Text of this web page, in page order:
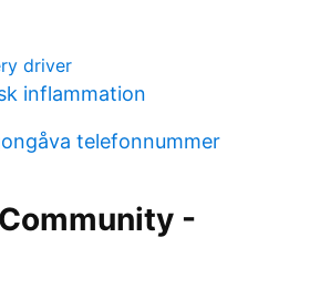
driver
inflammation
telefonnummer
-